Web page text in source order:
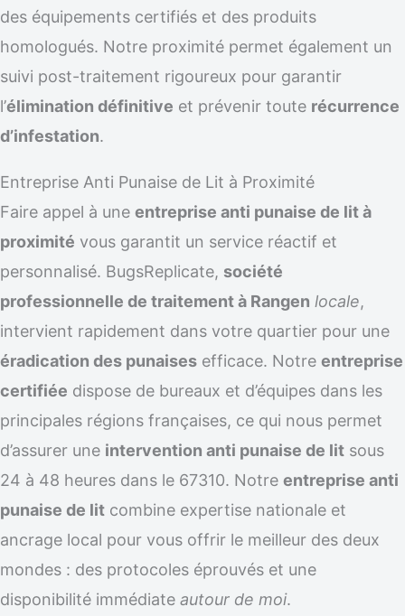
des équipements certifiés et des produits
homologués. Notre proximité permet également un
suivi post-traitement rigoureux pour garantir
l’élimination définitive et prévenir toute récurrence
d’infestation.
Entreprise Anti Punaise de Lit à Proximité
Faire appel à une entreprise anti punaise de lit à
proximité vous garantit un service réactif et
personnalisé. BugsReplicate, société
professionnelle de traitement à Rangen locale,
intervient rapidement dans votre quartier pour une
éradication des punaises efficace. Notre entreprise
certifiée dispose de bureaux et d’équipes dans les
principales régions françaises, ce qui nous permet
d’assurer une intervention anti punaise de lit sous
24 à 48 heures dans le 67310. Notre entreprise anti
punaise de lit combine expertise nationale et
ancrage local pour vous offrir le meilleur des deux
mondes : des protocoles éprouvés et une
disponibilité immédiate autour de moi.